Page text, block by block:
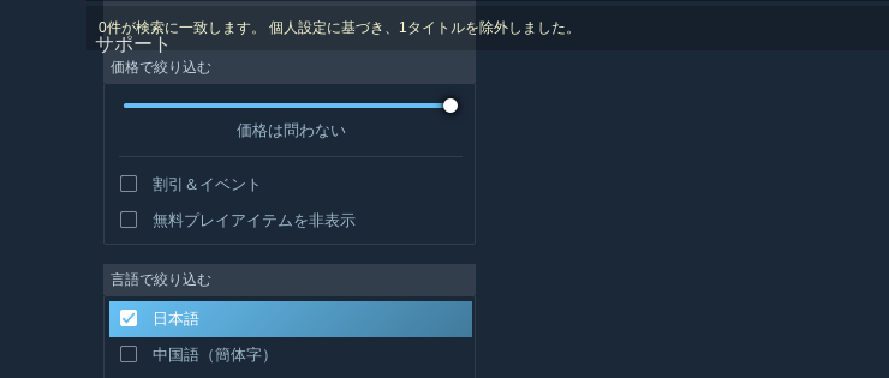
サポート
0件が検索に一致します。 個人設定に基づき、1タイトルを除外しました。
価格で絞り込む
価格は問わない
割引＆イベント
無料プレイアイテムを非表示
言語で絞り込む
日本語
中国語（簡体字）